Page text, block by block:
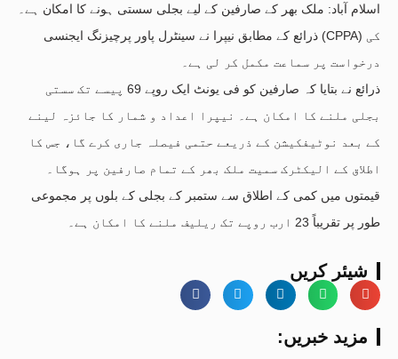
اسلام آباد: ملک بھر کے صارفین کے لیے بجلی سستی ہونے کا امکان ہے۔
ذرائع کے مطابق نیپرا نے سینٹرل پاور پرچیزنگ ایجنسی (CPPA) کی
درخواست پر سماعت مکمل کر لی ہے۔
ذرائع نے بتایا کہ صارفین کو فی یونٹ ایک روپے 69 پیسے تک سستی
بجلی ملنے کا امکان ہے۔ نیپرا اعداد و شمار کا جائزہ لینے
کے بعد نوٹیفکیشن کے ذریعے حتمی فیصلہ جاری کرے گا، جس کا
اطلاق کے الیکٹرک سمیت ملک بھر کے تمام صارفین پر ہوگا۔
قیمتوں میں کمی کے اطلاق سے ستمبر کے بجلی کے بلوں پر مجموعی
طور پر تقریباً 23 ارب روپے تک ریلیف ملنے کا امکان ہے۔
شیئر کریں
:مزید خبریں